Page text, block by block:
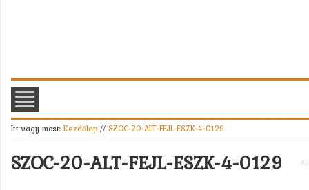
Itt vagy most: Kezdőlap // SZOC-20-ALT-FEJL-ESZK-4-0129
SZOC-20-ALT-FEJL-ESZK-4-0129